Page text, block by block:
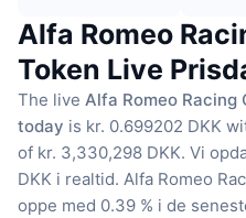
Alfa Romeo
Token Live
The live Alfa Romeo Racing
today is kr. 0.699202 DKK
of kr. 3,330,298 DKK. Vi
DKK i realtid. Alfa Romeo
oppe med 0.39 % i de